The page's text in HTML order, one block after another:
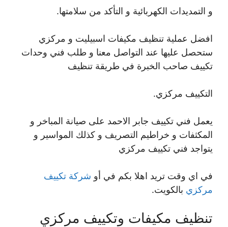
و التمديدات الكهربائية و التأكد من سلامتها.
افضل عملية تنظيف مكيفات اسبيليت و مركزي
ستحصل عليها عند التواصل معنا و طلب فني وحدات
تكييف صاحب الخبرة في طريقة تنظيف
التكييف مركزي.
يعمل فني تكييف جابر الاحمد على صيانة المباخر و
المكثفات و خراطيم التصريف و كذلك المواسير و
يتواجد فني تكييف مركزي
في اي وقت تريد اهلا بكم في أو شركة تكييف
مركزي بالكويت.
تنظيف مكيفات وتكييف مركزي